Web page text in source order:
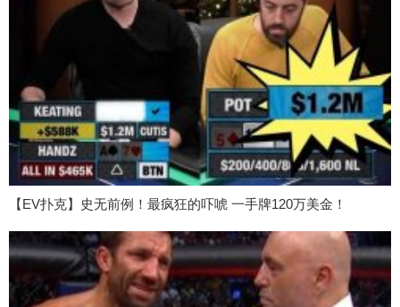
【EV扑克】史无前例！最疯狂的吓唬 一手牌120万美金！